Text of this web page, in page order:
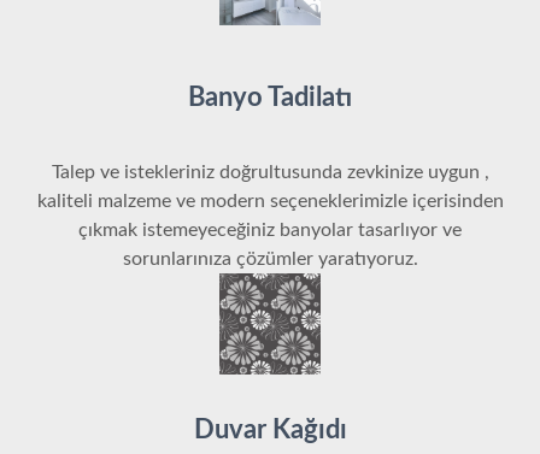
Banyo Tadilatı
Talep ve istekleriniz doğrultusunda zevkinize uygun ,
kaliteli malzeme ve modern seçeneklerimizle içerisinden
çıkmak istemeyeceğiniz banyolar tasarlıyor ve
sorunlarınıza çözümler yaratıyoruz.
Duvar Kağıdı